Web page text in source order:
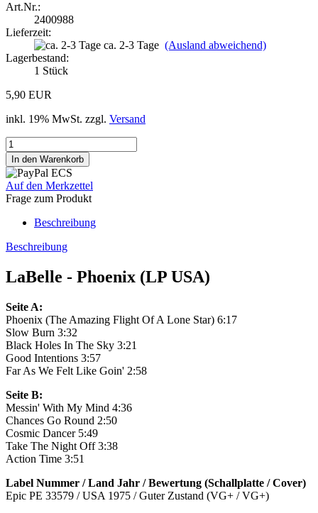
Art.Nr.:
2400988
Lieferzeit:
ca. 2-3 Tage (Ausland abweichend)
Lagerbestand:
1 Stück
5,90 EUR
inkl. 19% MwSt. zzgl. Versand
Auf den Merkzettel
Frage zum Produkt
Beschreibung
Beschreibung
LaBelle - Phoenix (LP USA)
Seite A:
Phoenix (The Amazing Flight Of A Lone Star) 6:17
Slow Burn 3:32
Black Holes In The Sky 3:21
Good Intentions 3:57
Far As We Felt Like Goin' 2:58
Seite B:
Messin' With My Mind 4:36
Chances Go Round 2:50
Cosmic Dancer 5:49
Take The Night Off 3:38
Action Time 3:51
Label Nummer / Land Jahr / Bewertung (Schallplatte / Cover)
Epic PE 33579 / USA 1975 / Guter Zustand (VG+ / VG+)